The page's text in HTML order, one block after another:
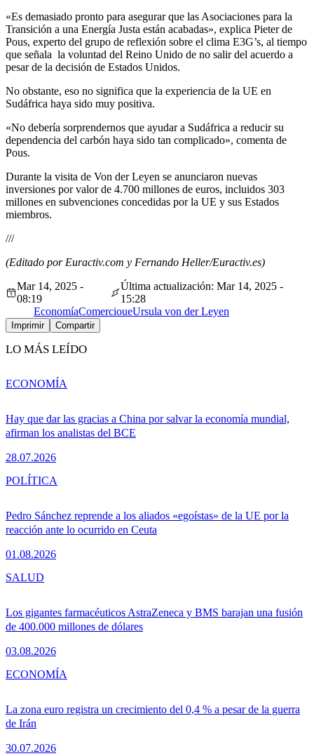
«Es demasiado pronto para asegurar que las Asociaciones para la
Transición a una Energía Justa están acabadas», explica Pieter de
Pous, experto del grupo de reflexión sobre el clima E3G’s, al tiempo
que señala la voluntad del Reino Unido de no salir del acuerdo a
pesar de la decisión de Estados Unidos.
No obstante, eso no significa que la experiencia de la UE en
Sudáfrica haya sido muy positiva.
«No debería sorprendernos que ayudar a Sudáfrica a reducir su
dependencia del carbón haya sido tan complicado», comenta de
Pous.
Durante la visita de Von der Leyen se anunciaron nuevas
inversiones por valor de 4.700 millones de euros, incluidos 303
millones en subvenciones concedidas por la UE y sus Estados
miembros.
///
(Editado por Euractiv.com y Fernando Heller/Euractiv.es)
Mar 14, 2025 -
08:19
Última actualización: Mar 14, 2025 -
15:28
EconomíaComercioueUrsula von der Leyen
Imprimir Compartir
LO MÁS LEÍDO
Hay que dar las gracias a China por salvar la economía mundial,
afirman los analistas del BCE
28.07.2026
ECONOMÍA
Pedro Sánchez reprende a los aliados «egoístas» de la UE por la
reacción ante lo ocurrido en Ceuta
01.08.2026
POLÍTICA
Los gigantes farmacéuticos AstraZeneca y BMS barajan una fusión
de 400.000 millones de dólares
03.08.2026
SALUD
La zona euro registra un crecimiento del 0,4 % a pesar de la guerra
de Irán
30.07.2026
ECONOMÍA